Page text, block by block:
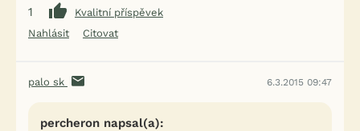
1
Kvalitní příspěvek
Nahlásit
Citovat
palo sk 6.3.2015 09:47
percheron napsal(a):